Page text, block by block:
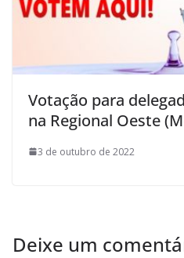
Votação para
na Regional Oeste
3 de outubro de 2022
Deixe um